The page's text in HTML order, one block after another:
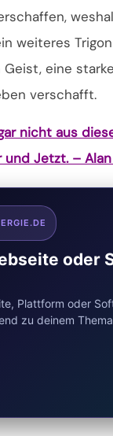
weiteres
eine
verschafft.
nicht aus
Jetzt. – Alan
oder
Plattform oder
zu deinem